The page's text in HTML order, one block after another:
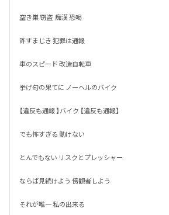
空き巣 窃盗  痴漢 恐喝
許すまじき 犯罪は通報
車のスピード 改造自転車
挙げ句の果てに ノーヘルのバイク
【違反も通報 】バイク 【違反も通報】
でも怖すぎる 動けない
とんでもない リスクとプレッシャー
ならば見続けよう 傍観者しよう
それが唯一 私の出来る